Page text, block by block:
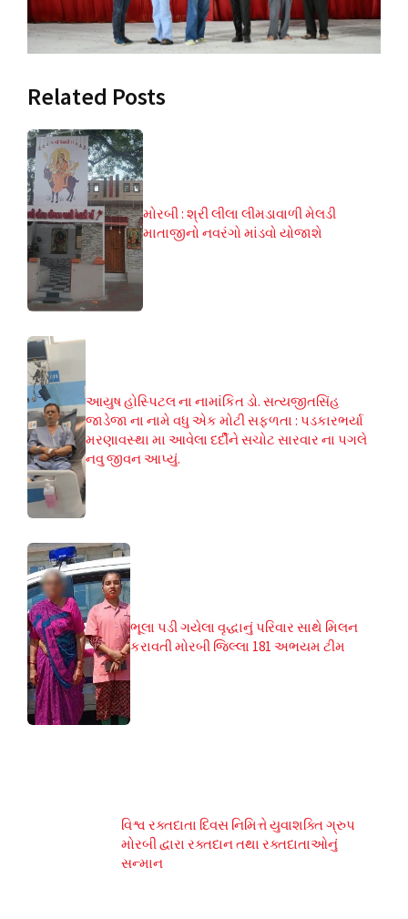
Related Posts
મોરબી : શ્રી લીલા લીમડાવાળી મેલડી
માતાજીનો નવરંગો માંડવો યોજાશે
આયુષ હોસ્પિટલ ના નામાંકિત ડો. સત્યજીતસિંહ
જાડેજા ના નામે વધુ એક મોટી સફળતા : પડકારભર્યા
મરણાવસ્થા મા આવેલા દર્દીને સચોટ સારવાર ના પગલે
નવુ જીવન આપ્યું.
ભૂલા પડી ગયેલા વૃદ્ધાનું પરિવાર સાથે મિલન
કરાવતી મોરબી જિલ્લા 181 અભયમ ટીમ
વિશ્વ રક્તદાતા દિવસ નિમિત્તે યુવાશક્તિ ગ્રુપ
મોરબી દ્વારા રક્તદાન તથા રક્તદાતાઓનું
સન્માન